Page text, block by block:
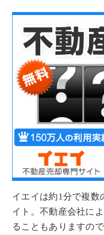
イエイは約1分で複数
イト。不動産会社に
ることもありますので